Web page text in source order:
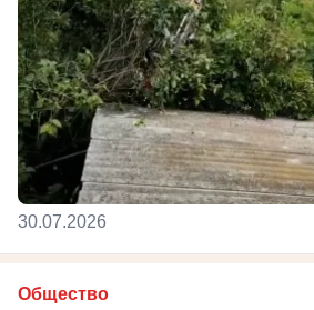
30.07.2026
Общество